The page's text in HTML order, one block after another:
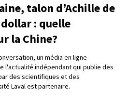
talon d’Achille de
: quelle
la Chine?
un média en ligne
l'actualité indépendant qui publie des
des scientifiques et des
Laval est partenaire.